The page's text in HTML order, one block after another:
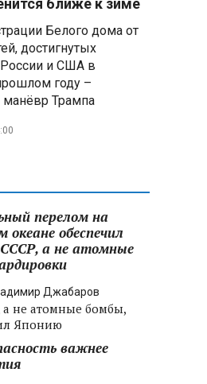
РФ: за ночь
203 украинских дрона
России и Черным
о его культурном
раскритиковал
прокат» и призвал
отечественное кино
ближе к зиме
Белого дома от
достигнутых
и США в
году –
Трампа
перелом на
океане обеспечил
а не атомные
Джабаров
не атомные бомбы,
Японию
важнее